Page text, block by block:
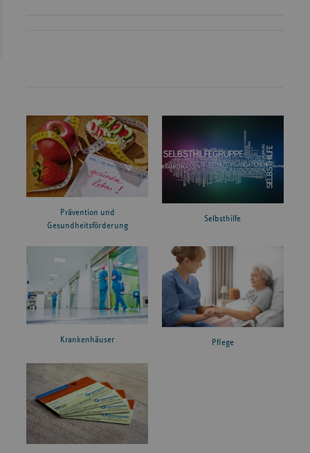
Prävention und
Gesundheitsförderung
Selbsthilfe
Krankenhäuser Pflege